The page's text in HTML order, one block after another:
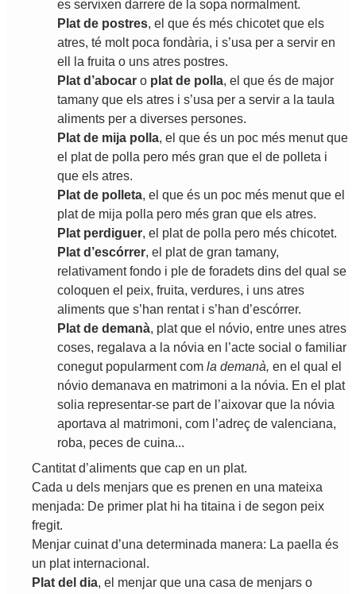
es servixen darrere de la sopa normalment.
Plat de postres, el que és més chicotet que els
atres, té molt poca fondària, i s’usa per a servir en
ell
la fruita o uns atres postres.
Plat d ’abocar o plat de polla, el que és de major
tamany que els atres i s’usa per a servir a la taula
aliments per a diverses persones.
Plat de mija polla, el que és un poc més menut que
el plat de polla pero més gran que el de polleta i
que els atres.
Plat de polleta, el que és un poc més menut que el
plat de mija polla pero més gran que els atres.
Plat perdiguer, el plat de polla pero més chicotet.
Plat d ’escórrer, el plat de gran tamany,
relativament fondo i ple de foradets dins del qual se
coloquen el peix, fruita, verdures, i uns atres
aliments que s’han rentat i s’han d’escórrer.
Plat de demanà, plat que el nóvio, entre unes atres
coses, regalava a la nóvia en ’acte social o familiar
conegut popularment com la demanà, en el qual el
nóvio demanava en matrimoni a la nóvia. En el plat
solia representar-se part de ’aixovar que la nóvia
aportava al matrimoni, com ’adreç de valenciana,
roba, peces de cuina...
Cantitat d’aliments que cap en un plat.
Cada u dels menjars que es prenen en una mateixa
menjada: De primer plat hi ha titaina i de segon peix
fregit.
Menjar cuinat d’una determinada manera: La paella és
un plat internacional .
Plat del dia, el menjar que una casa de menjars o